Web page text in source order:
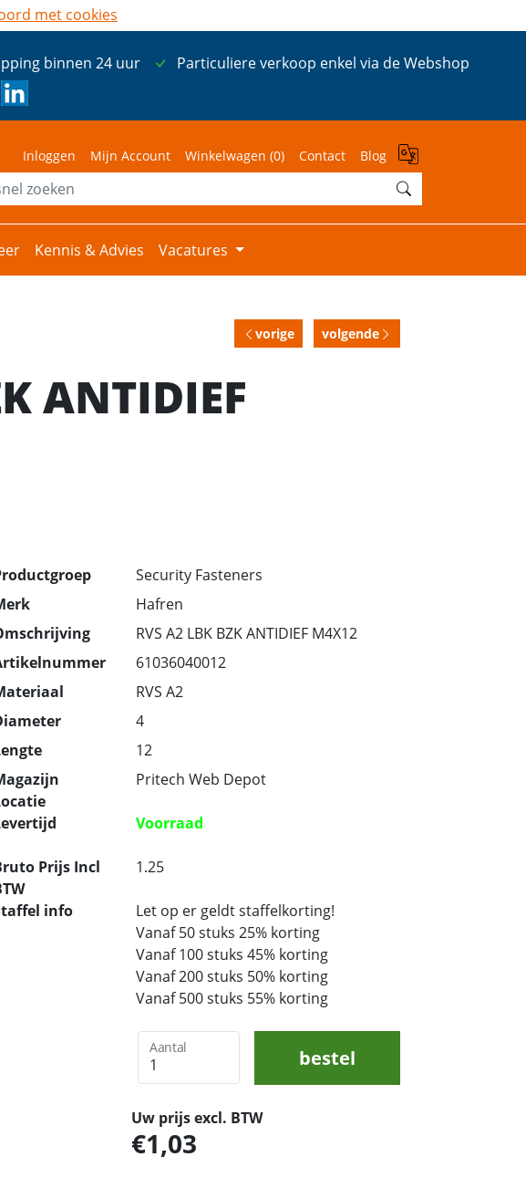
binnen 24 uur
Particuliere verkoop enkel via de Webshop
Inloggen Mijn Account Winkelwagen (0) Contact Blog
Kennis & Advies Vacatures
vorige volgende
ANTIDIEF
Security Fasteners
Hafren
RVS A2 LBK BZK ANTIDIEF M4X12
61036040012
RVS A2
4
12
Pritech Web Depot
Voorraad
Prijs Incl
1.25
info
Let op er geldt staffelkorting!
Vanaf 50 stuks 25% korting
Vanaf 100 stuks 45% korting
Vanaf 200 stuks 50% korting
Vanaf 500 stuks 55% korting
Aantal bestel
Uw prijs excl. BTW
1,03
met cookies